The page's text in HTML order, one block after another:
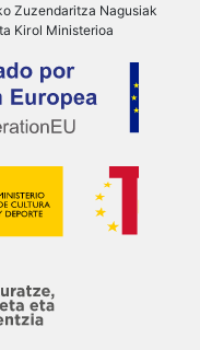
Zuzendaritza Nagusiak
Kirol Ministerioa